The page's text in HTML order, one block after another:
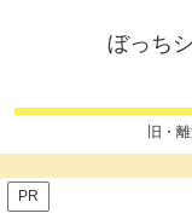
ぼっち
旧・
PR